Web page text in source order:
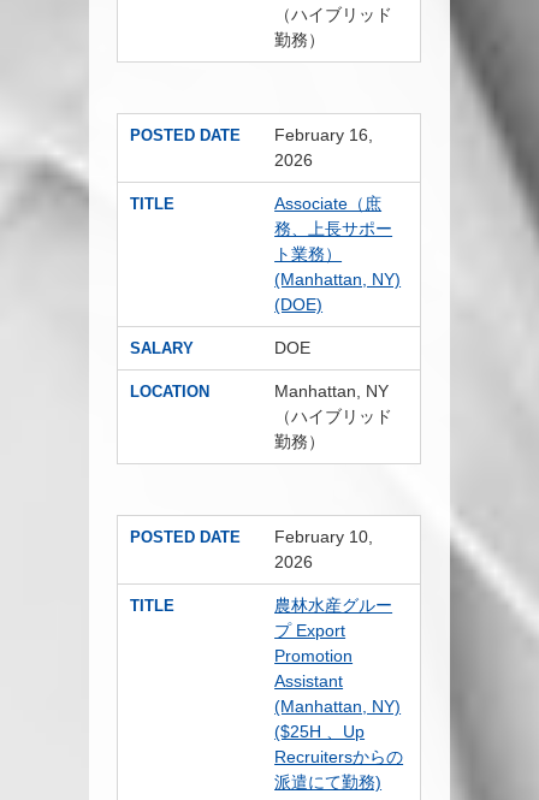
（ハイブリッド
勤務）
POSTED DATE
February 16,
2026
TITLE
Associate（庶
務、上長サポー
ト業務）
(Manhattan, NY)
(DOE)
SALARY DOE
LOCATION
Manhattan, NY
（ハイブリッド
勤務）
POSTED DATE
February 10,
2026
TITLE
農林水産グルー
プ Export
Promotion
Assistant
(Manhattan, NY)
($25H 、Up
Recruitersからの
派遣にて勤務)